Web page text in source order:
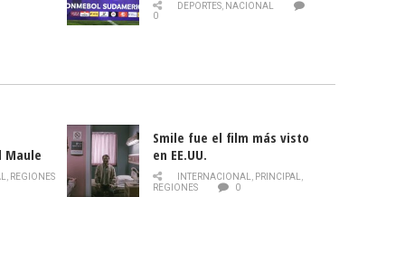
DEPORTES, NACIONAL
0
Maule
de la
, REGIONES
Smile fue el film más visto
en EE.UU.
INTERNACIONAL, PRINCIPAL,
REGIONES
0